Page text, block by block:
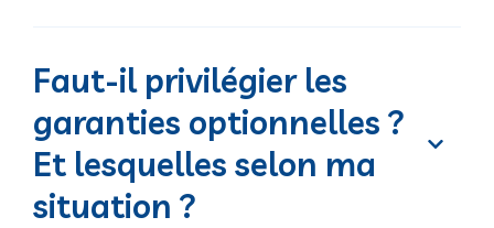
Faut-il privilégier les
garanties optionnelles ?
Et lesquelles selon ma
situation ?